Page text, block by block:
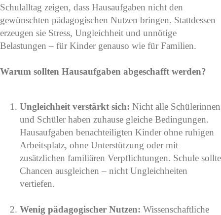
Schulalltag zeigen, dass Hausaufgaben nicht den
gewünschten pädagogischen Nutzen bringen. Stattdessen
erzeugen sie Stress, Ungleichheit und unnötige
Belastungen – für Kinder genauso wie für Familien.
Warum sollten Hausaufgaben abgeschafft werden?
Ungleichheit verstärkt sich: Nicht alle Schülerinnen
und Schüler haben zuhause gleiche Bedingungen.
Hausaufgaben benachteiligten Kinder ohne ruhigen
Arbeitsplatz, ohne Unterstützung oder mit
zusätzlichen familiären Verpflichtungen. Schule sollte
Chancen ausgleichen – nicht Ungleichheiten
vertiefen.
Wenig pädagogischer Nutzen: Wissenschaftliche